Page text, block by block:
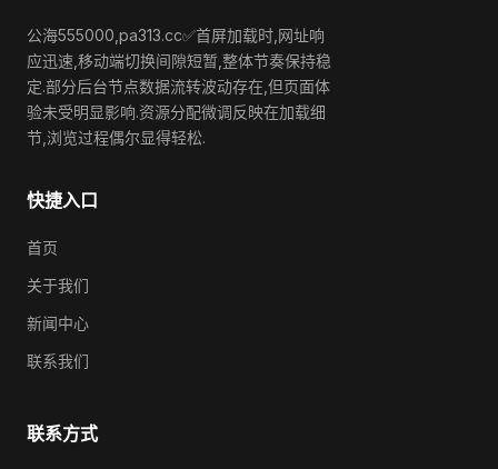
公海555000,pa313.cc✅首屏加载时,网址响
应迅速,移动端切换间隙短暂,整体节奏保持稳
定.部分后台节点数据流转波动存在,但页面体
验未受明显影响.资源分配微调反映在加载细
节,浏览过程偶尔显得轻松.
快捷入口
首页
关于我们
新闻中心
联系我们
联系方式